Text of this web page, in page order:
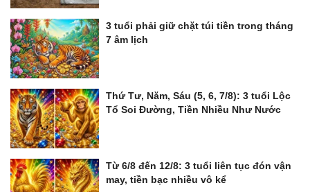
3 tuổi phải giữ chặt túi tiền trong tháng
7 âm lịch
Thứ Tư, Năm, Sáu (5, 6, 7/8): 3 tuổi Lộc
Tổ Soi Đường, Tiền Nhiều Như Nước
Từ 6/8 đến 12/8: 3 tuổi liên tục đón vận
may, tiền bạc nhiều vô kể